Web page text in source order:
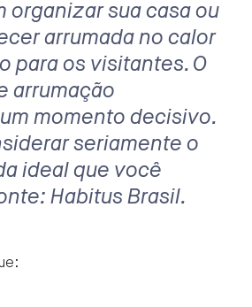
organizar sua casa ou
arrumada no calor
para os visitantes. O
arrumação
momento decisivo.
seriamente o
ideal que você
Habitus Brasil.